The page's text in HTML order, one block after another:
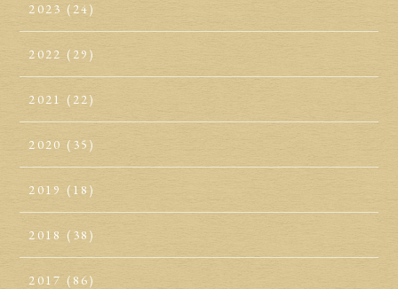
2023 (24)
2022 (29)
2021 (22)
2020 (35)
2019 (18)
2018 (38)
2017 (86)